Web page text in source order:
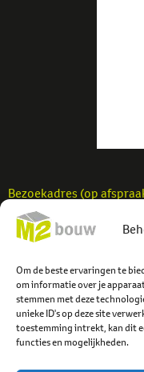
Om de beste ervaringen te
om informatie over je
stemmen met deze
unieke ID's op deze site
toestemming intrekt, kan dit
functies en mogelijkheden.
Bezoekadres (op
M2 Bouw b.v.
Einsteinstraat 7
info@m2bouw.nl
Tel:0523-614779